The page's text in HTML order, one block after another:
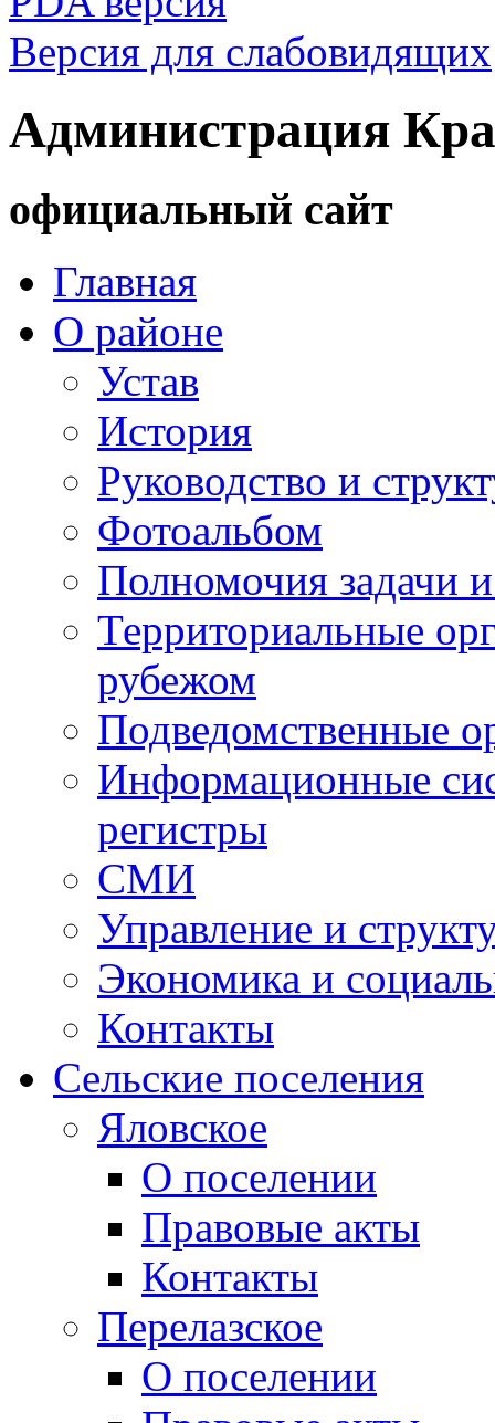
Версия для слабовидящих
Администрация
официальный сайт
Главная
О районе
Устав
История
Руководство и
Фотоальбом
Полномочия задачи
Территориальные
рубежом
Подведомственные
Информационные
регистры
СМИ
Управление и
Экономика и
Контакты
Сельские поселения
Яловское
О поселении
Правовые акты
Контакты
Перелазское
О поселении